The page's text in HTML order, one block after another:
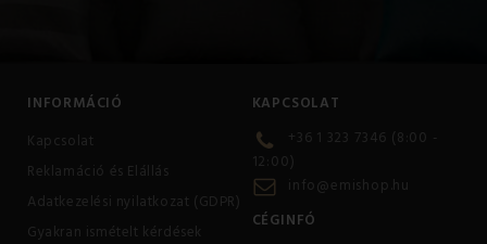
INFORMÁCIÓ
Kapcsolat
Reklamáció és Elállás
Adatkezelési nyilatkozat (GDPR)
Gyakran ismételt kérdések
KAPCSOLAT
+36 1 323 7346 (8:00 -
12:00)
info@emishop.hu
CÉGINFÓ